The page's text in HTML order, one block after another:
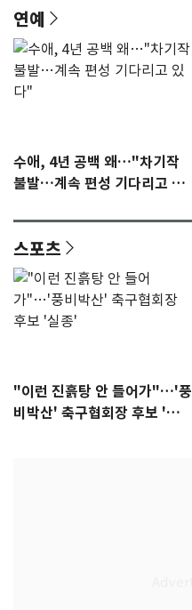
연예
수애, 4년 공백 왜…"차기작
불발…계속 편성 기다리고 있
스포츠
"이런 진흙탕 안 들어가"…'풍
비박산' 축구협회장 후보 '실